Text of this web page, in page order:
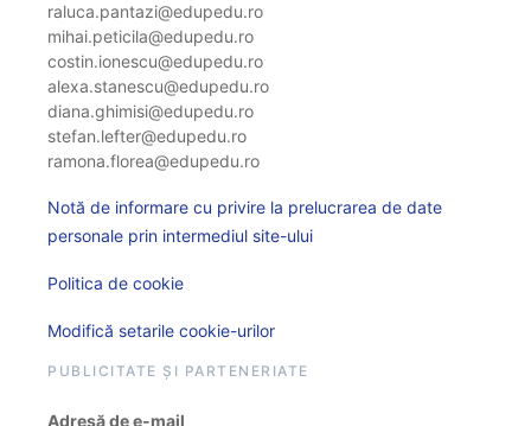
raluca.pantazi@edupedu.ro
mihai.peticila@edupedu.ro
costin.ionescu@edupedu.ro
alexa.stanescu@edupedu.ro
diana.ghimisi@edupedu.ro
stefan.lefter@edupedu.ro
ramona.florea@edupedu.ro
Notă de informare cu privire la prelucrarea de date
personale prin intermediul site-ului
Politica de cookie
Modifică setarile cookie-urilor
PUBLICITATE ȘI PARTENERIATE
Adresă de e-mail